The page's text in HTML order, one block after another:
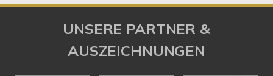
UNSERE PARTNER &
AUSZEICHNUNGEN